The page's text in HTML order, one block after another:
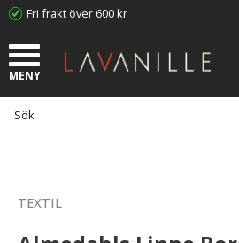
Fri frakt över 600 kr
TEXTIL